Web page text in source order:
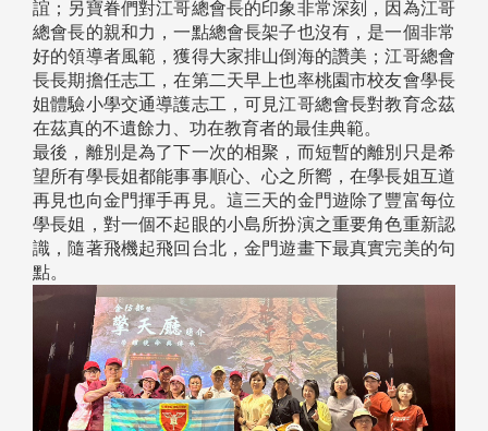
誼；另寶眷們對江哥總會長的印象非常深刻，因為江哥
總會長的親和力，一點總會長架子也沒有，是一個非常
好的領導者風範，獲得大家排山倒海的讚美；江哥總會
長長期擔任志工，在第二天早上也率桃園市校友會學長
姐體驗小學交通導護志工，可見江哥總會長對教育念茲
在茲真的不遺餘力、功在教育者的最佳典範。
最後，離別是為了下一次的相聚，而短暫的離別只是希
望所有學長姐都能事事順心、心之所嚮，在學長姐互道
再見也向金門揮手再見。這三天的金門遊除了豐富每位
學長姐，對一個不起眼的小島所扮演之重要角色重新認
識，隨著飛機起飛回台北，金門遊畫下最真實完美的句
點。